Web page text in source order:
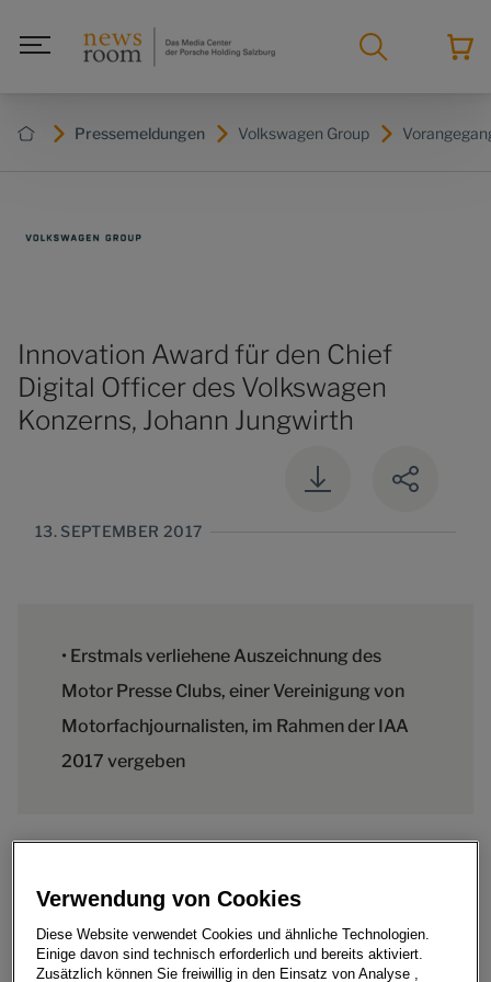
Pressemeldungen Volkswagen Group
Innovation Award für den Chief
Digital Officer des Volkswagen
Konzerns, Johann Jungwirth
13. SEPTEMBER 2017
• Erstmals verliehene Auszeichnung des
Motor Presse Clubs, einer Vereinigung von
Motorfachjournalisten, im Rahmen der IAA
2017 vergeben
Clubs, einer Vereinigung von Motorfachjournalisten,
im Rahmen der IAA 2017 vergeben
• Jury: „Johann Jungwirth ist weltweit der mit Abstand
Verwendung von Cookies
Diese Website verwendet Cookies und ähnliche Technologien.
Einige davon sind technisch erforderlich und bereits aktiviert.
Zusätzlich können Sie freiwillig in den Einsatz von Analyse ,